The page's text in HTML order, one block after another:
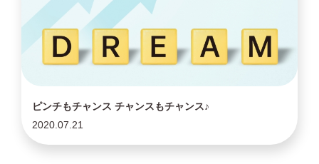
ピンチもチャンス チャンスもチャンス♪
2020.07.21